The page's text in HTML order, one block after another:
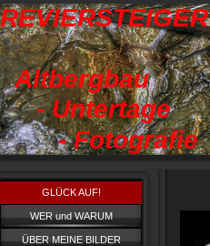
REVIERSTEIGER
Altbergbau
- Untertage
- Fotografie
GLÜCK AUF!
WER und WARUM
ÜBER MEINE BILDER